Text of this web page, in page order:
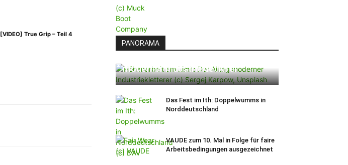
[VIDEO] True Grip – Teil 4
PANORAMA
moderner Industriekletterer
Das Fest im Ith: Doppelwumms in
Norddeutschland
VAUDE zum 10. Mal in Folge für faire
Arbeitsbedingungen ausgezeichnet